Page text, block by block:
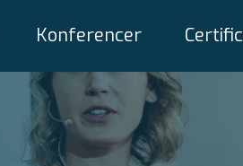
Konferencer